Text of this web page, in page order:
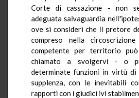
Corte di cassazione - non
adeguata salvaguardia
ove si consideri che il pretore
compreso nella
competente per territorio
chiamato a svolgervi - o
determinate funzioni in virtù di
supplenza, con le inevitabili
rapporti con i giudici ivi